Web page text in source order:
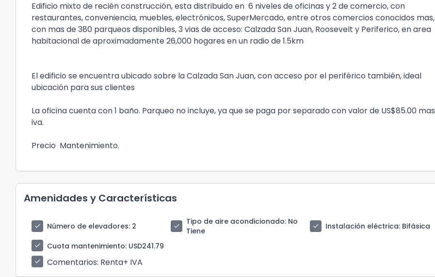
Edificio mixto de recién construcción, esta distribuido en 6 niveles de oficinas y 2 de comercio, con
restaurantes, conveniencia, muebles, electrónicos, SuperMercado, entre otros comercios conocidos mas,
con mas de 380 parqueos disponibles, 3 vias de acceso: Calzada San Juan, Roosevelt y Periferico, en area
habitacional de aproximadamente 26,000 hogares en un radio de 1.5km
El edificio se encuentra ubicado sobre la Calzada San Juan, con acceso por el periférico también, ideal
ubicación para sus clientes
La oficina cuenta con 1 baño. Parqueo no incluye, ya que se paga por separado con valor de US$85.00 mas
iva.
Precio Mantenimiento.
Amenidades y Características
check Número de elevadores: 2 check Tipo de aire acondicionado: No
Tiene
check Instalación eléctrica: Bifásica
check
Cuota mantenimiento: USD241.79
check
Comentarios: Renta+ IVA